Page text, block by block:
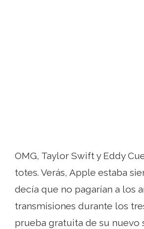
OMG, Taylor Swift y Eddy
totes. Verás, Apple estaba
decía que no pagarían a los
transmisiones durante los
prueba gratuita de su nuevo